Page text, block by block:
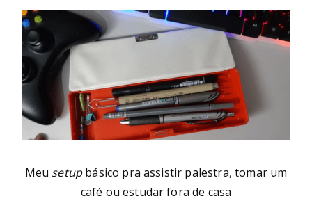
Meu setupbásico pra assistir palestra, tomar um
café ou estudar fora de casa